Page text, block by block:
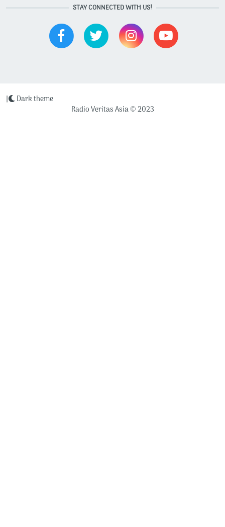
STAY CONNECTED WITH US!
Radio Veritas Asia © 2023
| Dark theme